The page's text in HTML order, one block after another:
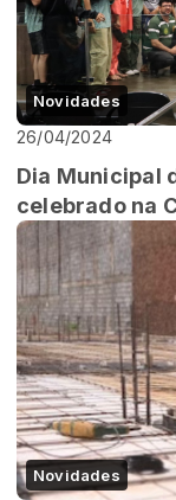
Novidades
26/04/2024
Dia Municipal
celebrado na
Novidades